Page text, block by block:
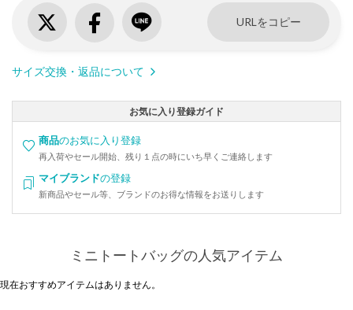
URLをコピー
サイズ交換・返品について
お気に入り登録ガイド
商品のお気に入り登録
再入荷やセール開始、残り１点の時にいち早くご連絡します
マイブランドの登録
新商品やセール等、ブランドのお得な情報をお送りします
ミニトートバッグの人気アイテム
現在おすすめアイテムはありません。